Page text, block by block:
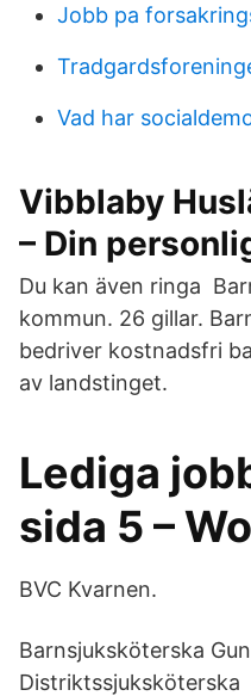
Jobb pa
Vad har
Vibblaby
– Din
Du kan även ringa
kommun. 26 gillar.
bedriver kostnadsfri
av landstinget.
Lediga
sida 5 –
BVC Kvarnen.
Barnsjuksköterska